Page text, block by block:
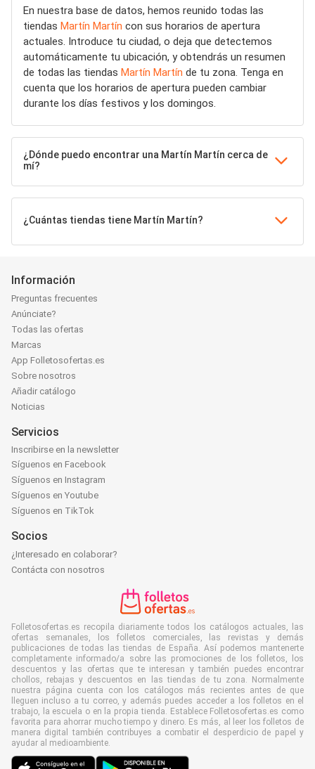
En nuestra base de datos, hemos reunido todas las
tiendas Martín Martín con sus horarios de apertura
actuales. Introduce tu ciudad, o deja que detectemos
automáticamente tu ubicación, y obtendrás un resumen
de todas las tiendas Martín Martín de tu zona. Tenga en
cuenta que los horarios de apertura pueden cambiar
durante los días festivos y los domingos.
¿Dónde puedo encontrar una Martín Martín cerca de
mí?
¿Cuántas tiendas tiene Martín Martín?
Información
Preguntas frecuentes
Anúnciate?
Todas las ofertas
Marcas
App Folletosofertas.es
Sobre nosotros
Añadir catálogo
Noticias
Servicios
Inscribirse en la newsletter
Síguenos en Facebook
Síguenos en Instagram
Síguenos en Youtube
Síguenos en TikTok
Socios
¿Interesado en colaborar?
Contácta con nosotros
Folletosofertas.es recopila diariamente todos los catálogos actuales, las
ofertas semanales, los folletos comerciales, las revistas y demás
publicaciones de todas las tiendas de España. Así podemos mantenerte
completamente informado/a sobre las promociones de los folletos, los
descuentos y las ofertas que te interesan y también puedes encontrar
chollos, rebajas y descuentos en las tiendas de tu zona. Normalmente
nuestra página cuenta con los catálogos más recientes antes de que
lleguen incluso a tu correo, y además puedes acceder a los folletos en el
trabajo, la escuela o en la propia tienda. Establece Folletosofertas.es como
favorita para ahorrar mucho tiempo y dinero. Es más, al leer los folletos de
manera digital también contribuyes a combatir el desperdicio de papel y
ayudar al medioambiente.